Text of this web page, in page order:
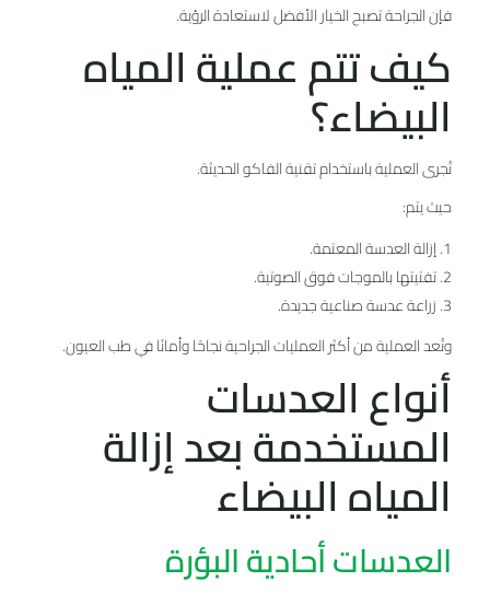
فإن الجراحة تصبح الخيار الأفضل لاستعادة الرؤية.
كيف تتم عملية المياه
البيضاء؟
تُجرى العملية باستخدام تقنية الفاكو الحديثة.
حيث يتم:
إزالة العدسة المعتمة.
تفتيتها بالموجات فوق الصوتية.
زراعة عدسة صناعية جديدة.
وتُعد العملية من أكثر العمليات الجراحية نجاحًا وأمانًا في طب العيون.
أنواع العدسات
المستخدمة بعد إزالة
المياه البيضاء
العدسات أحادية البؤرة